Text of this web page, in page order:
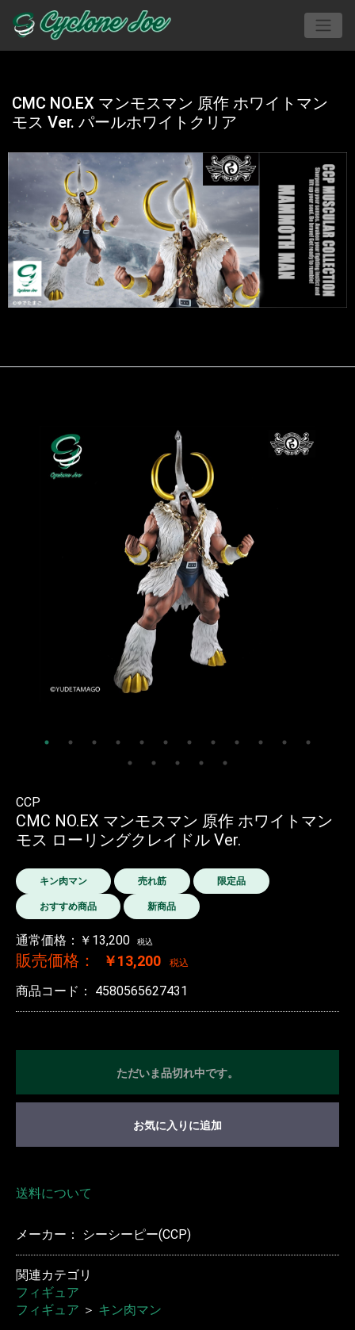
CMC NO.EX マンモスマン 原作 ホワイトマン
モス Ver. パールホワイトクリア
CCP
CMC NO.EX マンモスマン 原作 ホワイトマン
モス ローリングクレイドル Ver.
キン肉マン 売れ筋 限定品
おすすめ商品 新商品
通常価格：￥13,200 税込
販売価格： ￥13,200 税込
商品コード： 4580565627431
ただいま品切れ中です。
お気に入りに追加
送料について
メーカー： シーシーピー(CCP)
関連カテゴリ
フィギュア
フィギュア ＞ キン肉マン